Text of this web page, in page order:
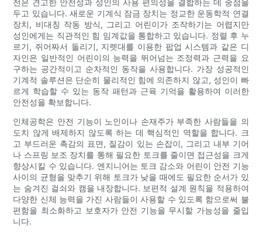
전은 견고한 안전성과 성인의 사용 편의성을 결합하는 데 중점을
두고 있습니다. 새로운 기계식 잠금 장치는 정교한 운동학적 연결
장치, 비대칭 작동 방식, 그리고 어린이가 조작하기는 어렵지만
성인에게는 직관적인 힘 임계값을 통합하고 있습니다. 정렬 후 누
르기, 쥐어짜서 돌리기, 지렛대를 이용한 팝업 시스템과 같은 디
자인은 일반적인 어린이의 능력을 뛰어넘는 조정력과 근력을 요
구하는 공간적이고 순차적인 동작을 사용합니다. 가장 성공적인
기계적 솔루션은 단순히 물리적인 힘에 의존하지 않고, 성인이 빠
르게 학습할 수 있는 동작 패턴과 근육 기억을 활용하여 이러한
안전성을 확보합니다.
인체공학은 안전 기능이 노인이나 손재주가 부족한 사람들을 의
도치 않게 배제하지 않도록 하는 데 핵심적인 역할을 합니다. 크
고 부드러운 촉감의 표면, 질감이 있는 손잡이, 그리고 내부 기어
나 스프링 보조 장치를 통해 필요한 토크를 줄이면 접근성을 크게
향상시킬 수 있습니다. 엔지니어는 토크 감소와 어린이 안전 기능
사이의 균형을 맞추기 위해 토크가 낮을 때에도 필요한 순서가 있
는 숨겨진 걸쇠와 캠을 내장합니다. 보편적 설계 원칙을 적용하여
다양한 신체 능력을 가진 사람들이 사용할 수 있도록 함으로써 불
편함을 최소화하고 보호자가 안전 기능을 무시할 가능성을 줄입
니다.